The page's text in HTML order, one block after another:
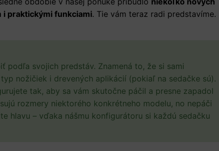
i praktickými funkciami. Tie vám teraz radi predstavíme.
podľa svojich predstáv. Znamená to, že si sami
nožičiek i drevených aplikácií (pokiaľ na sedačke sú).
tak, aby sa vám skutočne páčil a presne zapadol
rozmery niektorého konkrétneho modelu, no nepáči
hlavu – vďaka nášmu konfigurátoru si každú sedačku